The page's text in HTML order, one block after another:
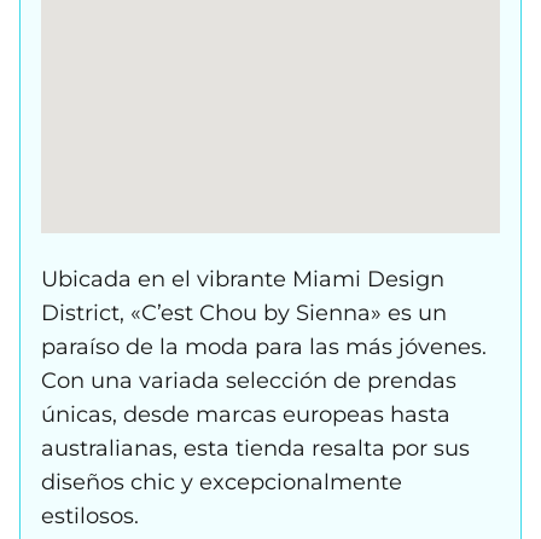
Ubicada en el vibrante Miami Design
District, «C’est Chou by Sienna» es un
paraíso de la moda para las más jóvenes.
Con una variada selección de prendas
únicas, desde marcas europeas hasta
australianas, esta tienda resalta por sus
diseños chic y excepcionalmente
estilosos.